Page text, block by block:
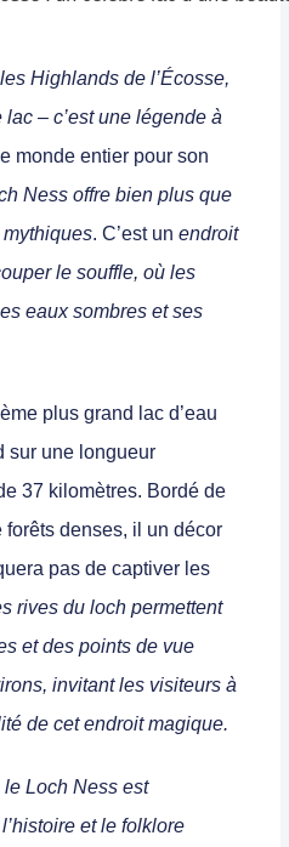
Highlands de l’Écosse,
lac – c’estune légende à
monde entier pour son
Ness offre bien plus que
. C’est un endroit
le souffle, où les
eaux sombres et ses
plus grand lac d’eau
sur une longueur
37 kilomètres. Bordé de
denses, il un décor
pas de captiver les
rives du loch permettent
et des points de vue
invitant les visiteurs à
de cet endroit magique.
le Loch Ness est
et le folklore